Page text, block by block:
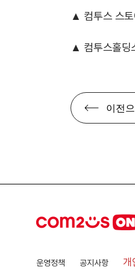
▲ 컴투스 스토
▲ 컴투스홀딩
이전
운영정책 공지사항 개